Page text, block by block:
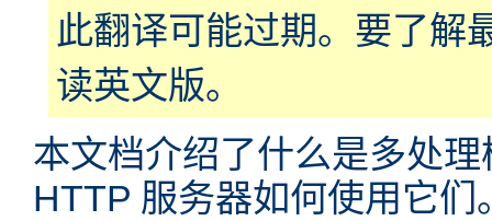
此翻译可能过期。要了解
读英文版。
本文档介绍了什么是多处
HTTP 服务器如何使用它们